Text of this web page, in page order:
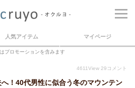
人気アイテム マイページ
プロモーションを含みます
4611View 29 コメント
！40代男性に似合う冬のマウンテン